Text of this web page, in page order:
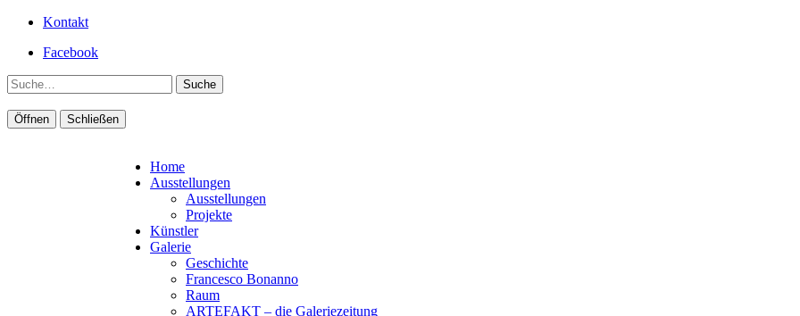
Kontakt
Facebook
Suche
Öffnen Schließen
Home
Ausstellungen
Ausstellungen
Projekte
Künstler
Galerie
Geschichte
Francesco Bonanno
Raum
ARTEFAKT – die Galeriezeitung